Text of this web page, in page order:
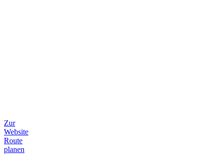
Zur
Website
Route
planen